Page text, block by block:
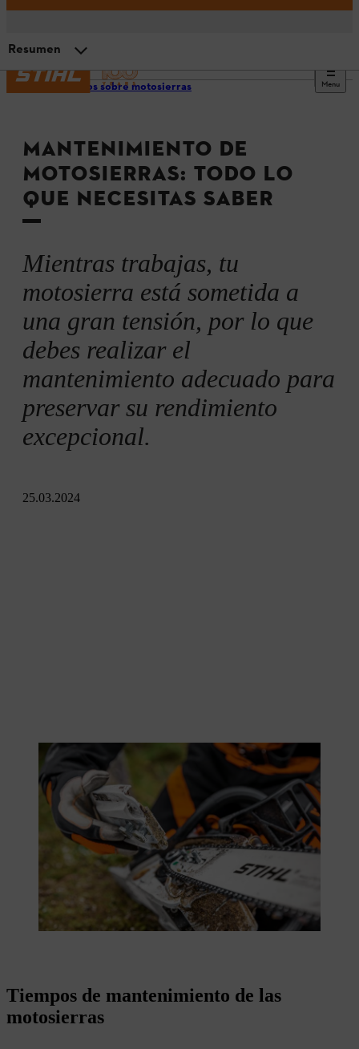
Menu
Consejos sobre motosierras
MANTENIMIENTO DE
MOTOSIERRAS: TODO LO
QUE NECESITAS SABER
Mientras trabajas, tu
motosierra está sometida a
una gran tensión, por lo que
debes realizar el
mantenimiento adecuado para
preservar su rendimiento
excepcional.
25.03.2024
Resumen
El mantenimiento habitual es clave
Motosierras eléctricas, a batería y a gasolina
Otros consejos de mantenimiento para motosierras
Tiempos de mantenimiento de las
motosierras